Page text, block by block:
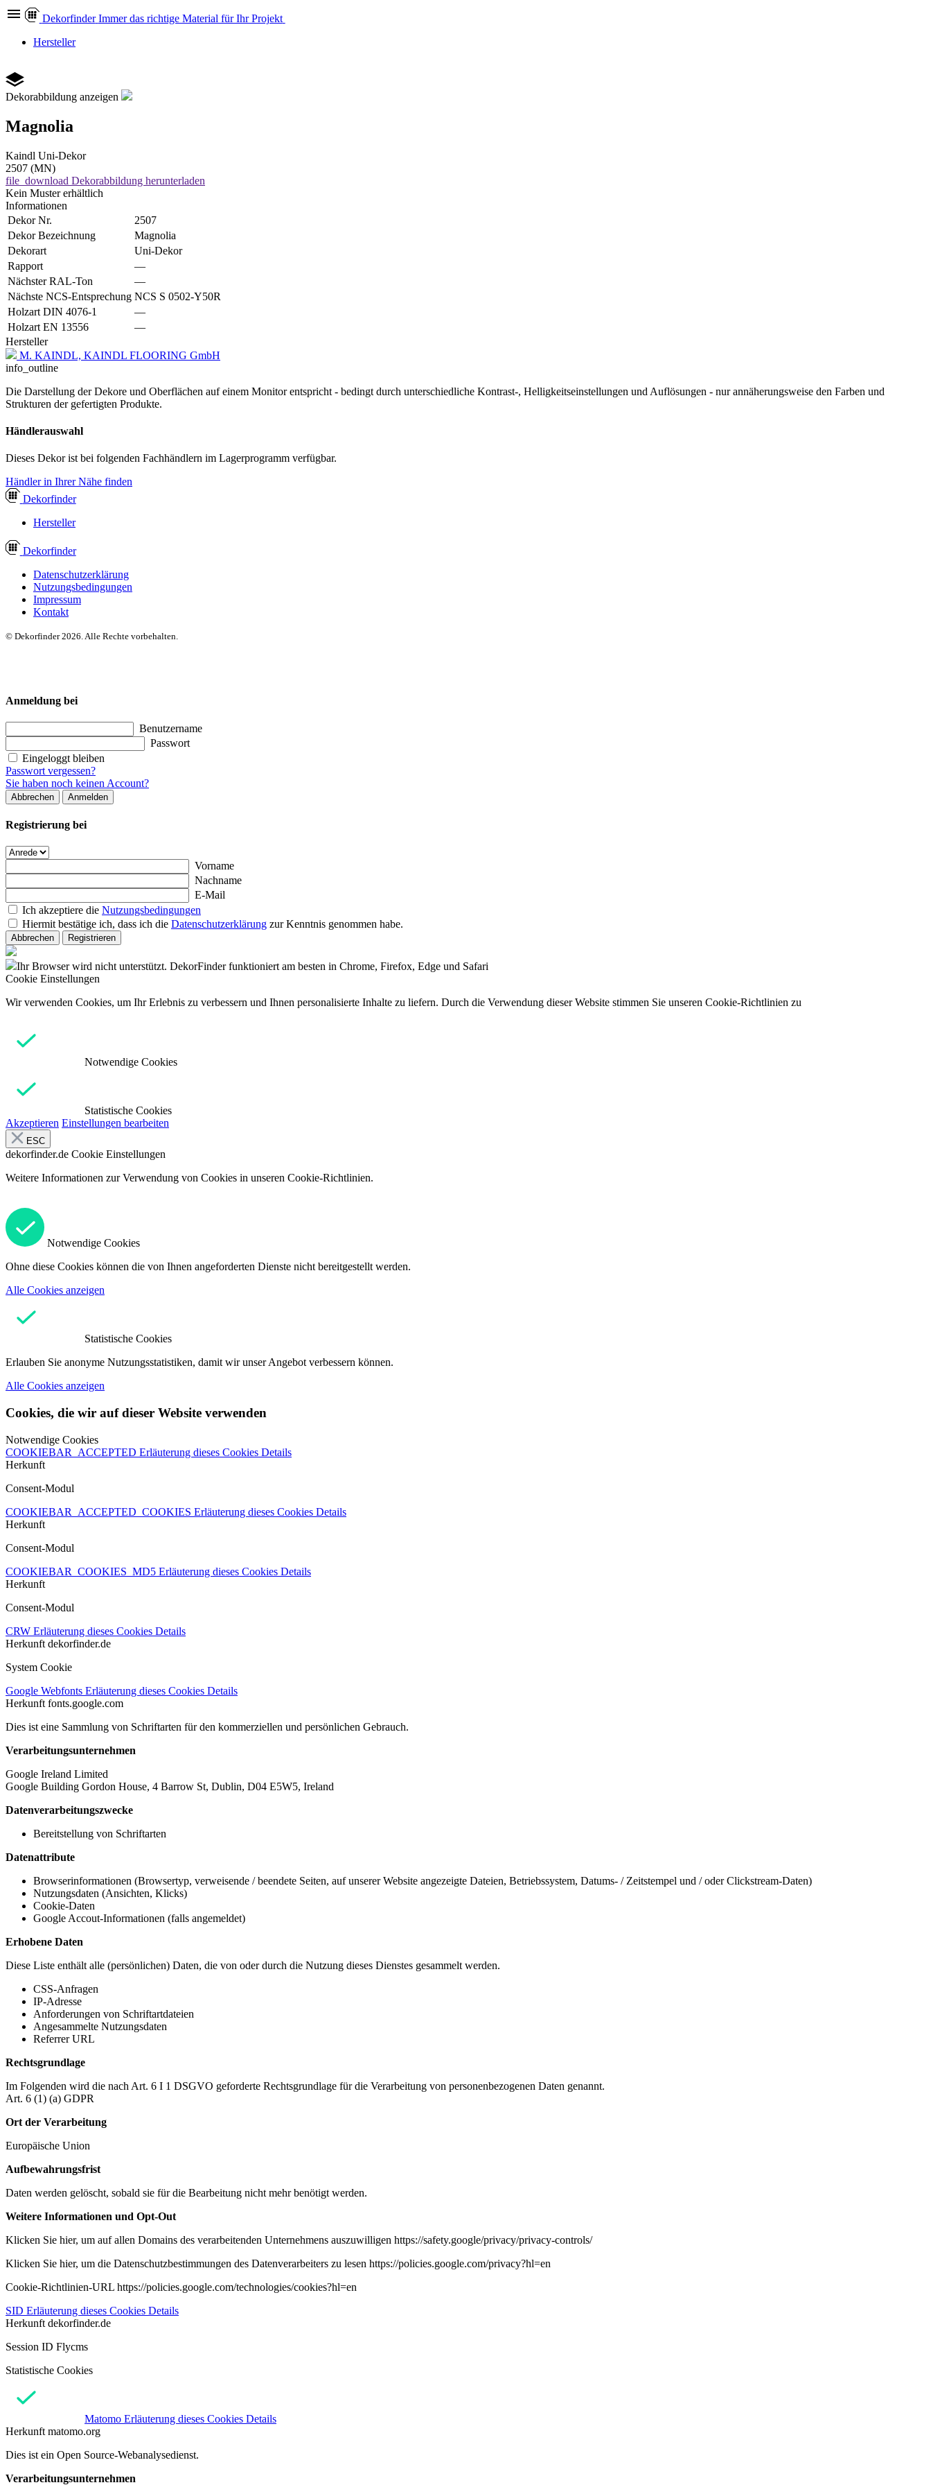
Dekorfinder Immer das richtige Material für Ihr Projekt
Hersteller
Dekorabbildung anzeigen
Magnolia
Kaindl Uni-Dekor
2507 (MN)
file_download Dekorabbildung herunterladen
Kein Muster erhältlich
Informationen
Dekor Nr.
2507
Dekor Bezeichnung
Magnolia
Dekorart
Uni-Dekor
Rapport
—
Nächster RAL-Ton
—
Nächste NCS-Entsprechung NCS S 0502-Y50R
Holzart DIN 4076-1
—
Holzart EN 13556
—
Hersteller
M. KAINDL, KAINDL FLOORING GmbH
info_outline
Die Darstellung der Dekore und Oberflächen auf einem Monitor entspricht - bedingt durch unterschiedliche Kontrast-, Helligkeitseinstellungen und Auflösungen - nur annäherungsweise den Farben und
Strukturen der gefertigten Produkte.
Händlerauswahl
Dieses Dekor ist bei folgenden Fachhändlern im Lagerprogramm verfügbar.
Händler in Ihrer Nähe finden
Dekorfinder
Hersteller
Dekorfinder
Datenschutzerklärung
Nutzungsbedingungen
Impressum
Kontakt
© Dekorfinder 2026. Alle Rechte vorbehalten.
Anmeldung bei
Benutzername
Passwort
Eingeloggt bleiben
Passwort vergessen?
Sie haben noch keinen Account?
Abbrechen Anmelden
Registrierung bei
Vorname
Nachname
E-Mail
Ich akzeptiere die Nutzungsbedingungen
Hiermit bestätige ich, dass ich die Datenschutzerklärung zur Kenntnis genommen habe.
Abbrechen Registrieren
Ihr Browser wird nicht unterstützt. DekorFinder funktioniert am besten in Chrome, Firefox, Edge und Safari
Cookie Einstellungen
Wir verwenden Cookies, um Ihr Erlebnis zu verbessern und Ihnen personalisierte Inhalte zu liefern. Durch die Verwendung dieser Website stimmen Sie unseren Cookie-Richtlinien zu
Notwendige Cookies
Statistische Cookies
Akzeptieren Einstellungen bearbeiten
ESC
dekorfinder.de Cookie Einstellungen
Weitere Informationen zur Verwendung von Cookies in unseren Cookie-Richtlinien.
Notwendige Cookies
Ohne diese Cookies können die von Ihnen angeforderten Dienste nicht bereitgestellt werden.
Alle Cookies anzeigen
Statistische Cookies
Erlauben Sie anonyme Nutzungsstatistiken, damit wir unser Angebot verbessern können.
Alle Cookies anzeigen
Cookies, die wir auf dieser Website verwenden
Notwendige Cookies
COOKIEBAR_ACCEPTED Erläuterung dieses Cookies Details
Herkunft
Consent-Modul
COOKIEBAR_ACCEPTED_COOKIES Erläuterung dieses Cookies Details
Herkunft
Consent-Modul
COOKIEBAR_COOKIES_MD5 Erläuterung dieses Cookies Details
Herkunft
Consent-Modul
CRW Erläuterung dieses Cookies Details
Herkunft dekorfinder.de
System Cookie
Google Webfonts Erläuterung dieses Cookies Details
Herkunft fonts.google.com
Dies ist eine Sammlung von Schriftarten für den kommerziellen und persönlichen Gebrauch.
Verarbeitungsunternehmen
Google Ireland Limited
Google Building Gordon House, 4 Barrow St, Dublin, D04 E5W5, Ireland
Datenverarbeitungszwecke
Bereitstellung von Schriftarten
Datenattribute
Browserinformationen (Browsertyp, verweisende / beendete Seiten, auf unserer Website angezeigte Dateien, Betriebssystem, Datums- / Zeitstempel und / oder Clickstream-Daten)
Nutzungsdaten (Ansichten, Klicks)
Cookie-Daten
Google Accout-Informationen (falls angemeldet)
Erhobene Daten
Diese Liste enthält alle (persönlichen) Daten, die von oder durch die Nutzung dieses Dienstes gesammelt werden.
CSS-Anfragen
IP-Adresse
Anforderungen von Schriftartdateien
Angesammelte Nutzungsdaten
Referrer URL
Rechtsgrundlage
Im Folgenden wird die nach Art. 6 I 1 DSGVO geforderte Rechtsgrundlage für die Verarbeitung von personenbezogenen Daten genannt.
Art. 6 (1) (a) GDPR
Ort der Verarbeitung
Europäische Union
Aufbewahrungsfrist
Daten werden gelöscht, sobald sie für die Bearbeitung nicht mehr benötigt werden.
Weitere Informationen und Opt-Out
Klicken Sie hier, um auf allen Domains des verarbeitenden Unternehmens auszuwilligen https://safety.google/privacy/privacy-controls/
Klicken Sie hier, um die Datenschutzbestimmungen des Datenverarbeiters zu lesen https://policies.google.com/privacy?hl=en
Cookie-Richtlinien-URL https://policies.google.com/technologies/cookies?hl=en
SID Erläuterung dieses Cookies Details
Herkunft dekorfinder.de
Session ID Flycms
Statistische Cookies
Matomo Erläuterung dieses Cookies Details
Herkunft matomo.org
Dies ist ein Open Source-Webanalysedienst.
Verarbeitungsunternehmen